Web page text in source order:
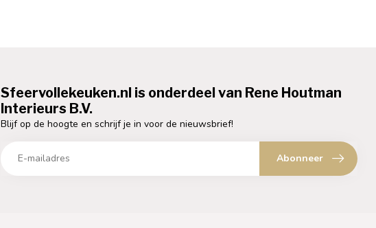
Sfeervollekeuken.nl is onderdeel van Rene Houtman
Interieurs B.V.
Blijf op de hoogte en schrijf je in voor de nieuwsbrief!
Abonneer